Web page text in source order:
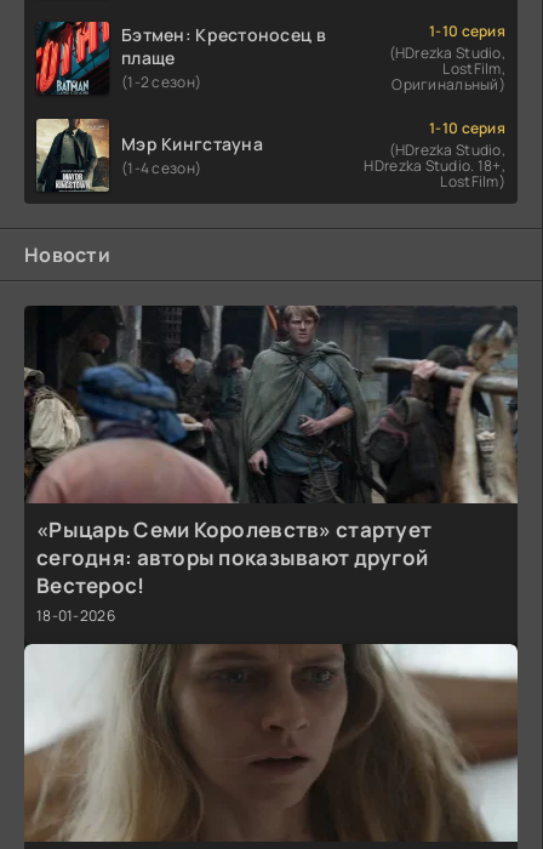
Бэтмен: Крестоносец в
плаще
(1-2 сезон)
1-10 серия
(HDrezka Studio,
LostFilm,
Оригинальный)
Мэр Кингстауна
(1-4 сезон)
1-10 серия
(HDrezka Studio,
HDrezka Studio. 18+,
LostFilm)
Новости
«Рыцарь Семи Королевств» стартует
сегодня: авторы показывают другой
Вестерос!
18-01-2026